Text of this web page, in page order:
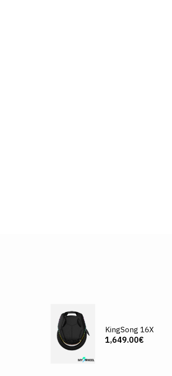
KingSong 16X
1,649.00€